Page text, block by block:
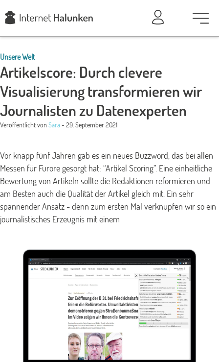
Unsere Welt
Artikelscore: Durch clevere
Visualisierung transformieren wir
Journalisten zu Datenexperten
Veröffentlicht vonSara- 29. September 2021
Vor knapp fünf Jahren gab es ein neues Buzzword, das bei allen
Messen für Furore gesorgt hat: “Artikel Scoring”. Eine einheitliche
Bewertung von Artikeln sollte die Redaktionen reformieren und
am Besten auch die Qualität der Artikel gleich mit. Ein sehr
spannender Ansatz - denn zum ersten Mal verknüpfen wir so ein
journalistisches Erzeugnis mit einem